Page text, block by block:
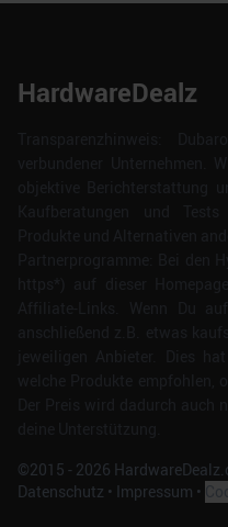
HardwareDealz
©2015 - 2026
Datenschutz • Impressum •